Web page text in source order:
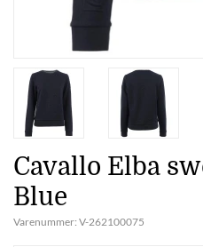
Cavallo Elba
Blue
Varenummer: V-262100075